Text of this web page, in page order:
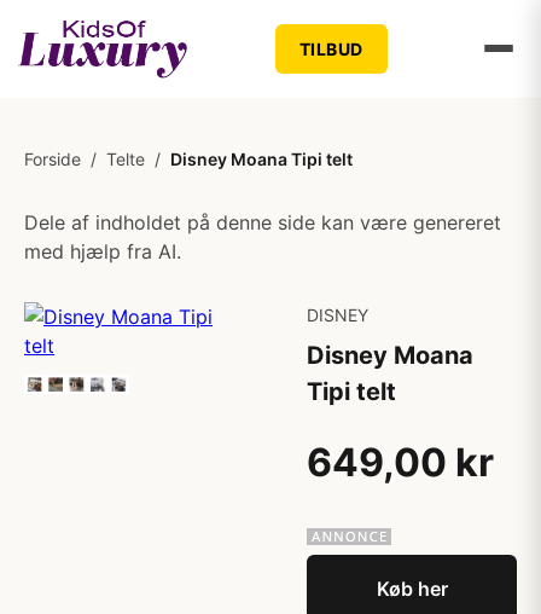
TILBUD
Forside / Telte / Disney Moana Tipi telt
Dele af indholdet på denne side kan være genereret
med hjælp fra AI.
DISNEY
Disney Moana
Tipi telt
649,00 kr
Køb her